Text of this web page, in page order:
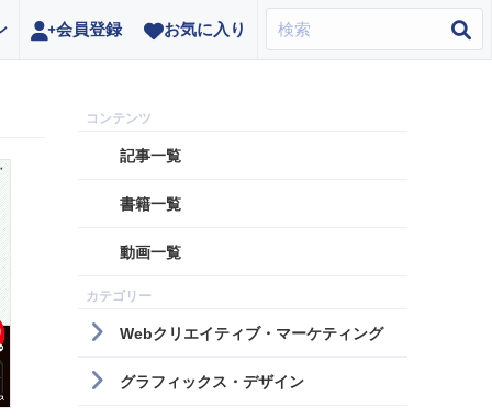
会員登録 お気に入り
記事一覧
書籍一覧
動画一覧
Webクリエイティブ・マーケティング
グラフィックス・デザイン